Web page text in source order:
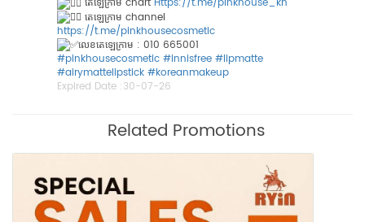
តេឡេក្រាម chart Https://t.me/pinkhouse_kh
តេឡេក្រាម channel
https://t.me/pinkhousecosmetic
លេខតេឡេក្រាម : 010 665001
#pinkhousecosmetic #innisfree #lipmatte
#airymattelipstick #koreanmakeup
Expired Date :30-07-26
Related Promotions